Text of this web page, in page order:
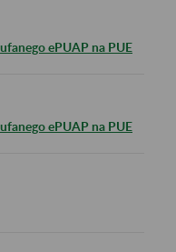
ePUAP na PUE
ePUAP na PUE